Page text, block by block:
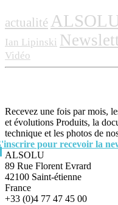
actualité
Ian Lipinski
Vidéo
Recevez une fois par mois,
et évolutions Produits, la
technique et les photos de
pour recevoir la
ALSOLU
89 Rue Florent Evrard
42100 Saint-étienne
France
+33 (0)4 77 47 45 00